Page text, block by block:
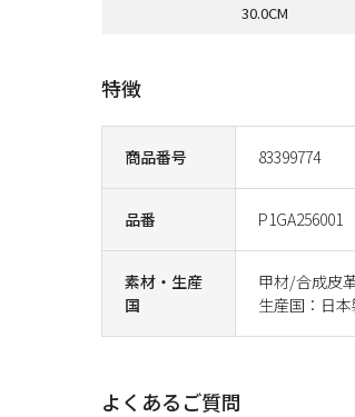
商品番号 83399774
品番 P1GA256001
素材・生産
国
甲材/合成
生産国：日本
特徴
よくあるご質問
30.0CM